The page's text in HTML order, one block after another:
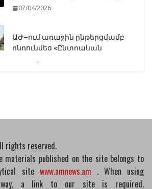
07/04/2026
ԱԺ–ում առաջին ընթերցմամբ
ընդունվեց «Ընտրական
կբողոքարկի Գարեգին
սահմանափակման
վերացման որոշումը
13/04/2026
rights reserved.
materials published on the site belongs to
site www.amnews.am . When using
a link to our site is required.